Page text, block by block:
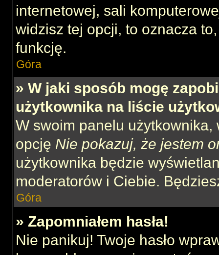
internetowej, sali
widzisz tej opcji, to oznacza
funkcję.
Góra
» W jaki sposób mogę
użytkownika na liście
W swoim panelu użytkownika,
opcję Nie pokazuj, że jestem
użytkownika będzie
moderatorów i Ciebie.
Góra
» Zapomniałem hasła!
Nie panikuj! Twoje hasło